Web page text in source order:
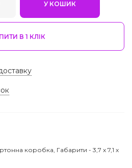
У КОШИК
В 1 КЛIК
коробка, Габарити - 3,7 х 7,1 х